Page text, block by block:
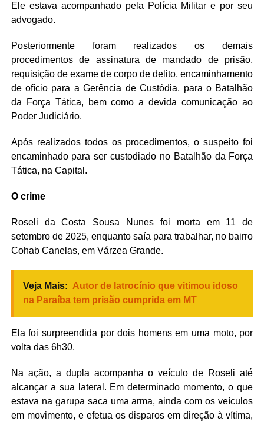
Ele estava acompanhado pela Polícia Militar e por seu
advogado.
Posteriormente foram realizados os demais
procedimentos de assinatura de mandado de prisão,
requisição de exame de corpo de delito, encaminhamento
de ofício para a Gerência de Custódia, para o Batalhão
da Força Tática, bem como a devida comunicação ao
Poder Judiciário.
Após realizados todos os procedimentos, o suspeito foi
encaminhado para ser custodiado no Batalhão da Força
Tática, na Capital.
O crime
Roseli da Costa Sousa Nunes foi morta em 11 de
setembro de 2025, enquanto saía para trabalhar, no bairro
Cohab Canelas, em Várzea Grande.
Veja Mais: Autor de latrocínio que vitimou idoso
na Paraíba tem prisão cumprida em MT
Ela foi surpreendida por dois homens em uma moto, por
volta das 6h30.
Na ação, a dupla acompanha o veículo de Roseli até
alcançar a sua lateral. Em determinado momento, o que
estava na garupa saca uma arma, ainda com os veículos
em movimento, e efetua os disparos em direção à vítima,